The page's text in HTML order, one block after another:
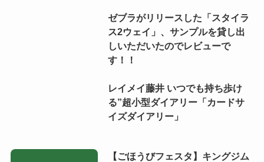
ゼブラがリリースした「スタイラ
ス2ウェイ」、サンプルを貸し出
しいただいたのでレビューで
す！！
レイメイ藤井 いつでも持ち歩け
る”超小型ダイアリー「カードサ
イズダイアリー」
【ごほうびフェスタ】キングジム